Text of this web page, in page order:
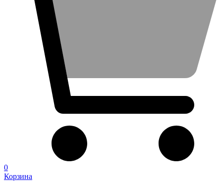
0
Корзина